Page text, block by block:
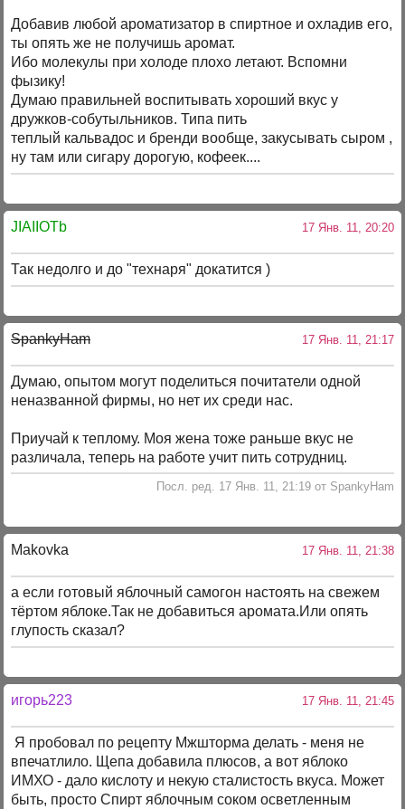
Добавив любой ароматизатор в спиртное и охладив его,
ты опять же не получишь аромат.
Ибо молекулы при холоде плохо летают. Вспомни
фызику!
Думаю правильней воспитывать хороший вкус у
дружков-собутыльников. Типа пить
теплый кальвадос и бренди вообще, закусывать сыром ,
ну там или сигару дорогую, кофеек....
JIAIIOTb 17 Янв. 11, 20:20
Так недолго и до "технаря" докатится )
SpankyHam 17 Янв. 11, 21:17
Думаю, опытом могут поделиться почитатели одной
неназванной фирмы, но нет их среди нас.
Приучай к теплому. Моя жена тоже раньше вкус не
различала, теперь на работе учит пить сотрудниц.
Посл. ред. 17 Янв. 11, 21:19 от SpankyHam
Makovka 17 Янв. 11, 21:38
а если готовый яблочный самогон настоять на свежем
тёртом яблоке.Так не добавиться аромата.Или опять
глупость сказал?
игорь223 17 Янв. 11, 21:45
Я пробовал по рецепту Мжшторма делать - меня не
впечатлило. Щепа добавила плюсов, а вот яблоко
ИМХО - дало кислоту и некую сталистость вкуса. Может
быть, просто Спирт яблочным соком осветленным